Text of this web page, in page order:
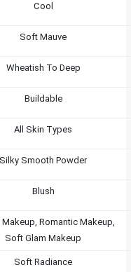
Cool
Soft Mauve
Wheatish To Deep
Buildable
All Skin Types
Silky Smooth Powder
Blush
Makeup, Romantic Makeup,
Soft Glam Makeup
Soft Radiance